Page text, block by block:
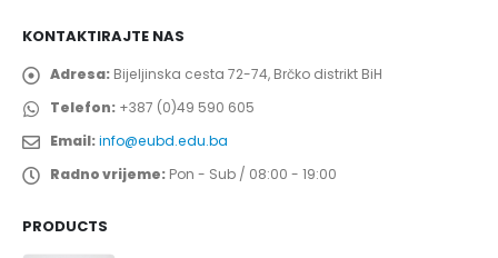
KONTAKTIRAJTE NAS
Adresa: Bijeljinska cesta 72-74, Brčko distrikt BiH
Telefon: +387 (0)49 590 605
Email:info@eubd.edu.ba
Radno vrijeme: Pon - Sub / 08:00 - 19:00
PRODUCTS